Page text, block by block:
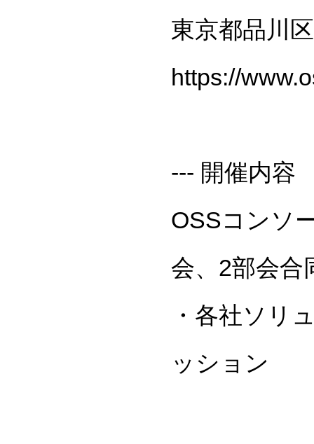
東京都品川
https://
--- 開催内容
OSSコンソ
会、2部会合
・各社ソリ
ッション